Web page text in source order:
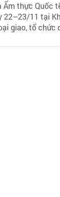
Ẩm thực Quốc
22–23/11 tại
giao, tổ chức
phần thúc